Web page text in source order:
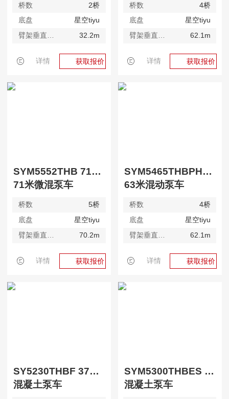
桥数
2桥
底盘
星空tiyu
臂架垂直高度
32.2m
详情 获取报价
桥数
4桥
底盘
星空tiyu
臂架垂直高度
62.1m
详情 获取报价
SYM5552THB 710SC-MHEV
71米微混泵车
桥数
5桥
底盘
星空tiyu
70.2m
详情 获取报价
SYM5465THBPHEV 630S
63米混动泵车
桥数
4桥
底盘
星空tiyu
62.1m
详情 获取报价
SY5230THBF 370C-10
混凝土泵车
SYM5300THBES 430C-10
混凝土泵车